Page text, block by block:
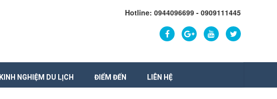
Hotline: 0944096699 - 0909111445
KINH NGHIỆM DU LỊCH ĐIỂM ĐẾN LIÊN HỆ